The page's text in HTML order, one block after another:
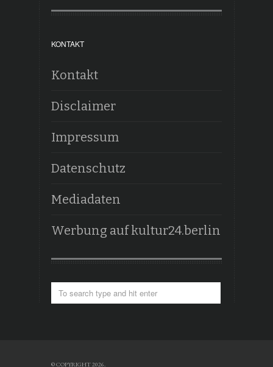
KONTAKT
Kontakt
Disclaimer
Impressum
Datenschutz
Mediadaten
Werbung auf kultur24.berlin
© COPYRIGHT 2026.